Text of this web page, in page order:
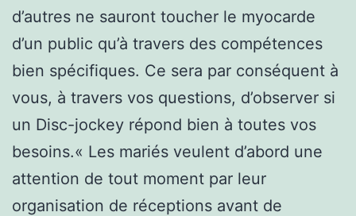
d’autres ne sauront toucher le myocarde
d’un public qu’à travers des compétences
bien spécifiques. Ce sera par conséquent à
vous, à travers vos questions, d’observer si
un Disc-jockey répond bien à toutes vos
besoins.« Les mariés veulent d’abord une
attention de tout moment par leur
organisation de réceptions avant de